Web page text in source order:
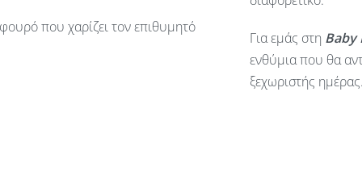
που χαρίζει τον επιθυμητό
Για εμάς στη Baby
ενθύμια που θα
ξεχωριστής ημέρας.